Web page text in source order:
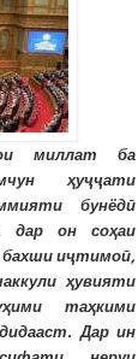
миллат ба
ҳуҷҷати
бунёдӣ
дар он соҳаи
бахши иҷтимоӣ,
ҳувияти
таҳкими
Дар ин